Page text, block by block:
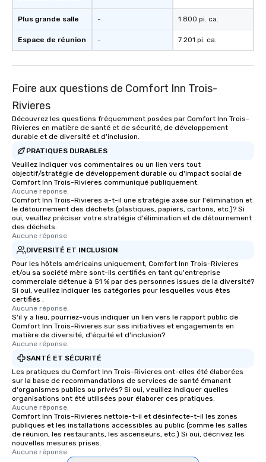
Plus grande salle
Espace de réunion
-
-
1 800 pi. ca.
7 201 pi. ca.
Foire aux questions de Comfort Inn Trois-
Rivieres
Découvrez les questions fréquemment posées par Comfort Inn Trois-
Rivieres en matière de santé et de sécurité, de développement
durable et de diversité et d'inclusion.
PRATIQUES DURABLES
Veuillez indiquer vos commentaires ou un lien vers tout
objectif/stratégie de développement durable ou d'impact social de
Comfort Inn Trois-Rivieres communiqué publiquement.
Aucune réponse.
Comfort Inn Trois-Rivieres a-t-il une stratégie axée sur l'élimination et
le détournement des déchets (plastiques, papiers, cartons, etc.)? Si
oui, veuillez préciser votre stratégie d'élimination et de détournement
des déchets.
Aucune réponse.
DIVERSITÉ ET INCLUSION
Pour les hôtels américains uniquement, Comfort Inn Trois-Rivieres
et/ou sa société mère sont-ils certifiés en tant qu'entreprise
commerciale détenue à 51 % par des personnes issues de la diversité?
Si oui, veuillez indiquer les catégories pour lesquelles vous êtes
certifiés :
Aucune réponse.
S'il y a lieu, pourriez-vous indiquer un lien vers le rapport public de
Comfort Inn Trois-Rivieres sur ses initiatives et engagements en
matière de diversité, d'équité et d'inclusion?
Aucune réponse.
SANTÉ ET SÉCURITÉ
Les pratiques du Comfort Inn Trois-Rivieres ont-elles été élaborées
sur la base de recommandations de services de santé émanant
d'organismes publics ou privés? Si oui, veuillez indiquer quelles
organisations ont été utilisées pour élaborer ces pratiques.
Aucune réponse.
Comfort Inn Trois-Rivieres nettoie-t-il et désinfecte-t-il les zones
publiques et les installations accessibles au public (comme les salles
de réunion, les restaurants, les ascenseurs, etc.) Si oui, décrivez les
nouvelles mesures prises.
Aucune réponse.